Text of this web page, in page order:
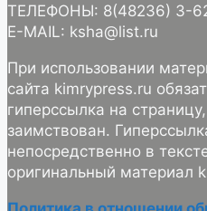
ТЕЛЕФОНЫ: 8(48236) 3-
E-MAIL: ksha@list.ru
При использовании
сайта kimrypress.ru
гиперссылка на
заимствован.
непосредственно в
оригинальный материал